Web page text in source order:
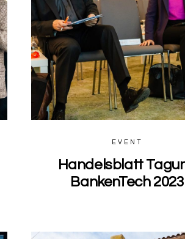
EVENT
Handelsblatt
BankenTech 2023